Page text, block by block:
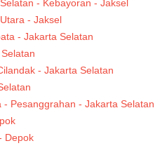
- Kebayoran - Jaksel
- Jaksel
- Jakarta Selatan
- Jakarta Selatan
- Pesanggrahan - Jakarta Selatan
Depok